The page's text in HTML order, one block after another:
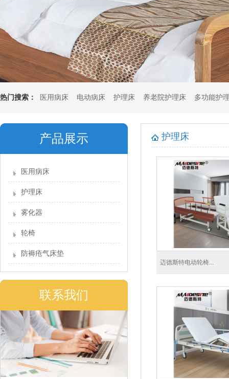
热门搜索： 医用病床 电动病床 护理床 养老院护理床 多功能护
垫 多功能坐垫
产品展示
医用病床
护理床
雾化器
轮椅
防褥疮气床垫
联系我们
护理床
迈德斯特电动轮椅...